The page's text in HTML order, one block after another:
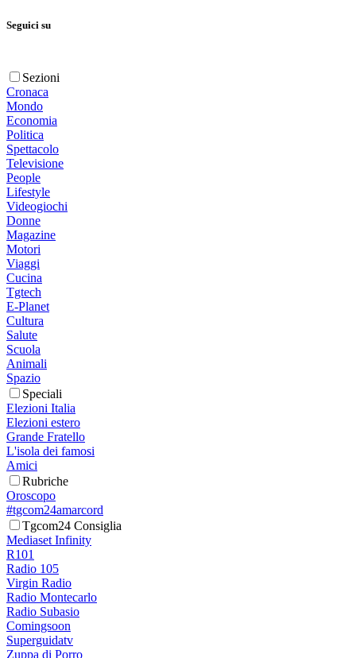
Seguici su
Sezioni
Cronaca
Mondo
Economia
Politica
Spettacolo
Televisione
People
Lifestyle
Videogiochi
Donne
Magazine
Motori
Viaggi
Cucina
Tgtech
E-Planet
Cultura
Salute
Scuola
Animali
Spazio
Speciali
Elezioni Italia
Elezioni estero
Grande Fratello
L'isola dei famosi
Amici
Rubriche
Oroscopo
#tgcom24amarcord
Tgcom24 Consiglia
Mediaset Infinity
R101
Radio 105
Virgin Radio
Radio Montecarlo
Radio Subasio
Comingsoon
Superguidatv
Zuppa di Porro